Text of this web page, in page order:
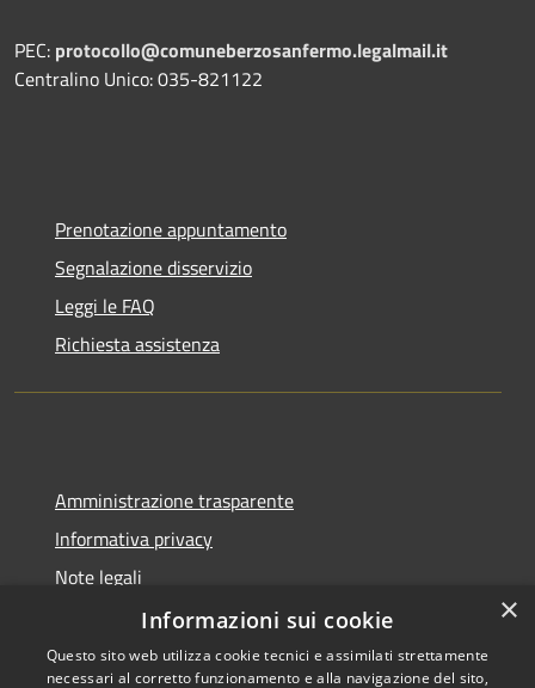
PEC: protocollo@comuneberzosanfermo.legalmail.it
Centralino Unico: 035-821122
Prenotazione appuntamento
Segnalazione disservizio
Leggi le FAQ
Richiesta assistenza
Amministrazione trasparente
Informativa privacy
Note legali
Dichiarazione di accessibilità
×
Informazioni sui cookie
Questo sito web utilizza cookie tecnici e assimilati strettamente
necessari al corretto funzionamento e alla navigazione del sito,